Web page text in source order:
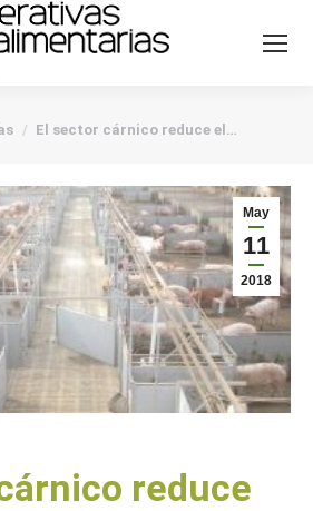
El sector cárnico reduce el…
May
11
2018
reduce